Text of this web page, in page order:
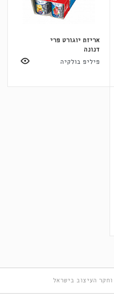
אריזת יוגורט פרי
דנונה
פיליפ בולקיה
העיצוב בישראל